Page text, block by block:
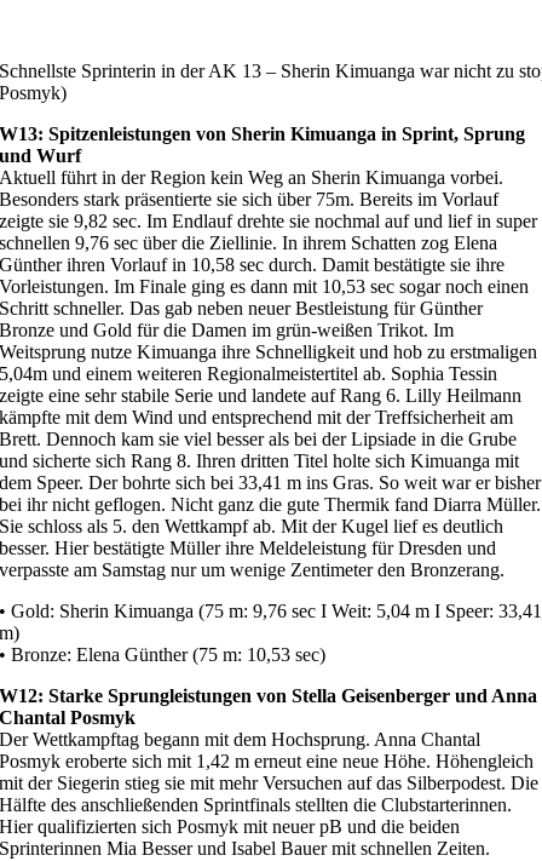
Schnellste Sprinterin in der AK 13 – Sherin Kimuanga war nicht zu
Posmyk)
W13: Spitzenleistungen von Sherin Kimuanga in Sprint, Sprung
und Wurf
Aktuell führt in der Region kein Weg an Sherin Kimuanga vorbei.
Besonders stark präsentierte sie sich über 75m. Bereits im Vorlauf
zeigte sie 9,82 sec. Im Endlauf drehte sie nochmal auf und lief in super
schnellen 9,76 sec über die Ziellinie. In ihrem Schatten zog Elena
Günther ihren Vorlauf in 10,58 sec durch. Damit bestätigte sie ihre
Vorleistungen. Im Finale ging es dann mit 10,53 sec sogar noch einen
Schritt schneller. Das gab neben neuer Bestleistung für Günther
Bronze und Gold für die Damen im grün-weißen Trikot. Im
Weitsprung nutze Kimuanga ihre Schnelligkeit und hob zu erstmaligen
5,04m und einem weiteren Regionalmeistertitel ab. Sophia Tessin
zeigte eine sehr stabile Serie und landete auf Rang 6. Lilly Heilmann
kämpfte mit dem Wind und entsprechend mit der Treffsicherheit am
Brett. Dennoch kam sie viel besser als bei der Lipsiade in die Grube
und sicherte sich Rang 8. Ihren dritten Titel holte sich Kimuanga mit
dem Speer. Der bohrte sich bei 33,41 m ins Gras. So weit war er bisher
bei ihr nicht geflogen. Nicht ganz die gute Thermik fand Diarra Müller.
Sie schloss als 5. den Wettkampf ab. Mit der Kugel lief es deutlich
besser. Hier bestätigte Müller ihre Meldeleistung für Dresden und
verpasste am Samstag nur um wenige Zentimeter den Bronzerang.
• Gold: Sherin Kimuanga (75 m: 9,76 sec I Weit: 5,04 m I Speer: 33,41
m)
• Bronze: Elena Günther (75 m: 10,53 sec)
W12: Starke Sprungleistungen von Stella Geisenberger und Anna
Chantal Posmyk
Der Wettkampftag begann mit dem Hochsprung. Anna Chantal
Posmyk eroberte sich mit 1,42 m erneut eine neue Höhe. Höhengleich
mit der Siegerin stieg sie mit mehr Versuchen auf das Silberpodest. Die
Hälfte des anschließenden Sprintfinals stellten die Clubstarterinnen.
Hier qualifizierten sich Posmyk mit neuer pB und die beiden
Sprinterinnen Mia Besser und Isabel Bauer mit schnellen Zeiten.